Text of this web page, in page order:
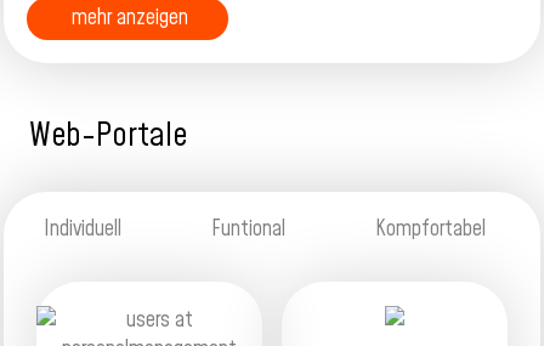
mehr anzeigen
Web-Portale
Individuell Funtional Kompfortabel